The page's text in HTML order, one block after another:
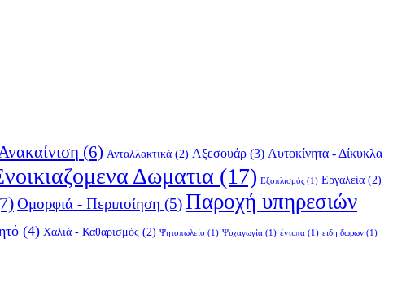
Ανακαίνιση (6) Ανταλλακτικά (2) Αξεσουάρ (3) Αυτοκίνητα - Δίκυκλα
Δωματια (17) Εξοπλισμός (1) Εργαλεία (2)
Ομορφιά - Περιποίηση (5)Παροχή υπηρεσιών
(4) Χαλιά - Καθαρισμός (2) Ψητοπωλείο (1) Ψυχαγωγία (1) έντυπα (1) ειδη δωρων (1)